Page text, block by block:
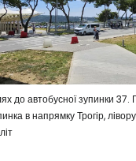
до автобусної зупинки 37.
в напрямку Трогір,